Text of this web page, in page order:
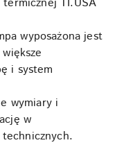
wyposażona jest
i system
wymiary i
w